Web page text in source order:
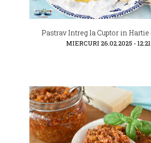
Pastrav Intreg la Cuptor in Hartie
MIERCURI 26.02.2025 - 12:21